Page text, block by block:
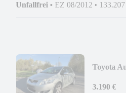
Unfallfrei • EZ 08/2012 •
Toyota
3.190 €